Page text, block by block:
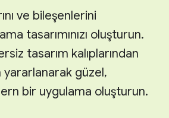
ve bileşenlerini
tasarımınızı oluşturun.
tasarım kalıplarından
güzel,
bir uygulama oluşturun.